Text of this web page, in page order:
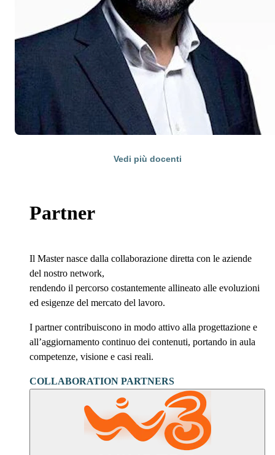
Vedi più docenti
Partner
Il Master nasce dalla collaborazione diretta con le aziende
del nostro network,
rendendo il percorso costantemente allineato alle evoluzioni
ed esigenze del mercato del lavoro.
I partner contribuiscono in modo attivo alla progettazione e
all’aggiornamento continuo dei contenuti, portando in aula
competenze, visione e casi reali.
COLLABORATION PARTNERS